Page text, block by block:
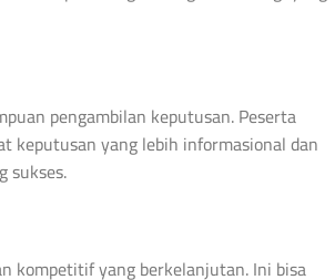
pengambilan keputusan. Peserta
keputusan yang lebih informasional dan
sukses.
kompetitif yang berkelanjutan. Ini bisa